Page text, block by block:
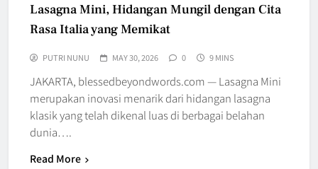
Lasagna Mini, Hidangan Mungil dengan Cita
Rasa Italia yang Memikat
PUTRI NUNU MAY 30, 2026 0 9 MINS
JAKARTA, blessedbeyondwords.com — Lasagna Mini
merupakan inovasi menarik dari hidangan lasagna
klasik yang telah dikenal luas di berbagai belahan
dunia….
Read More